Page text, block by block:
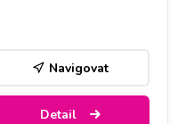
Navigovat
Detail